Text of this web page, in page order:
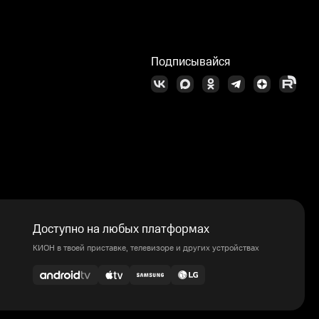
Подписывайся
Доступно на любых платформах
КИОН в твоей приставке, телевизоре и других устройствах